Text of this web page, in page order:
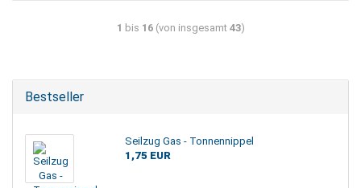
1 bis 16(von insgesamt 43)
Bestseller
Seilzug Gas - Tonnennippel
1,75 EUR